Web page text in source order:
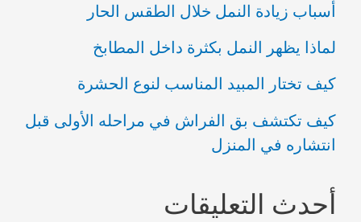
أسباب زيادة النمل خلال الطقس الحار
لماذا يظهر النمل بكثرة داخل المطابخ
كيف تختار المبيد المناسب لنوع الحشرة
كيف تكتشف بق الفراش في مراحله الأولى قبل
انتشاره في المنزل
أحدث التعليقات